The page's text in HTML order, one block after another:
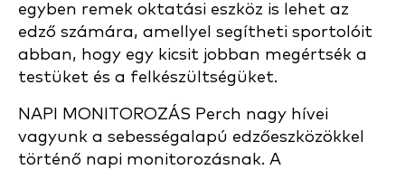
egyben remek oktatási eszköz is lehet az
edző számára, amellyel segítheti sportolóit
abban, hogy egy kicsit jobban megértsék a
testüket és a felkészültségüket.
NAPI MONITOROZÁS Perch nagy hívei
vagyunk a sebességalapú edzőeszközökkel
történő napi monitorozásnak. A